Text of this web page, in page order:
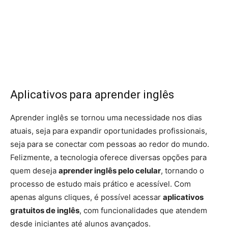
Aplicativos para aprender inglês
Aprender inglês se tornou uma necessidade nos dias
atuais, seja para expandir oportunidades profissionais,
seja para se conectar com pessoas ao redor do mundo.
Felizmente, a tecnologia oferece diversas opções para
quem deseja aprender inglês pelo celular, tornando o
processo de estudo mais prático e acessível. Com
apenas alguns cliques, é possível acessar aplicativos
gratuitos de inglês, com funcionalidades que atendem
desde iniciantes até alunos avançados.